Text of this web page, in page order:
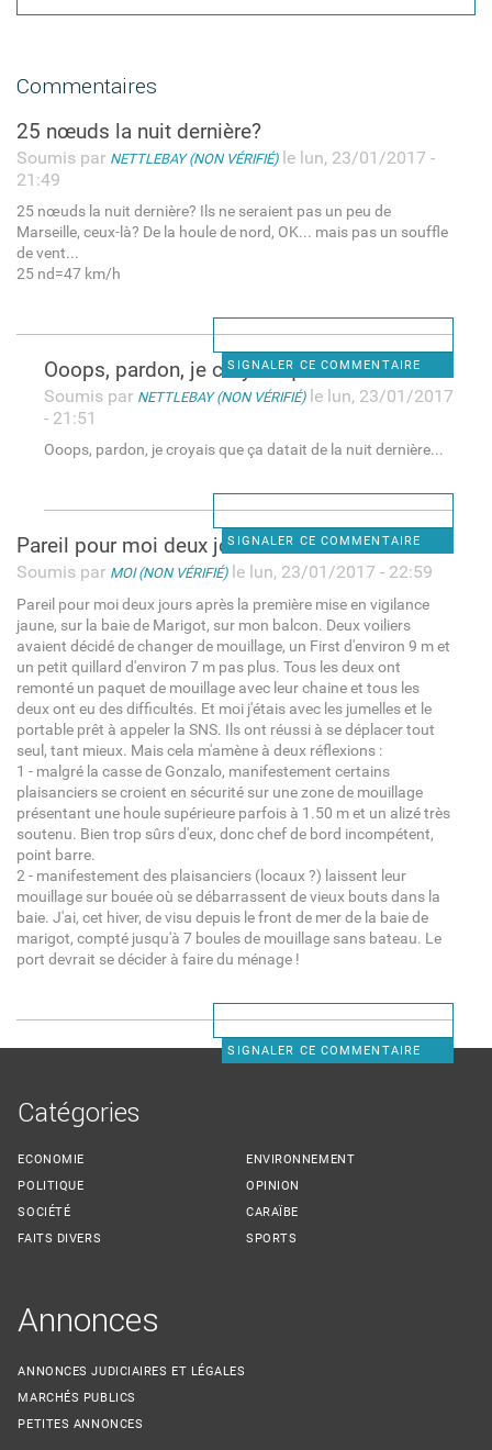
Commentaires
25 nœuds la nuit dernière?
Soumis par NETTLEBAY (NON VÉRIFIÉ)le lun, 23/01/2017 -
21:49
25 nœuds la nuit dernière? Ils ne seraient pas un peu de
Marseille, ceux-là? De la houle de nord, OK... mais pas un souffle
de vent...
25 nd=47 km/h
SIGNALER CE COMMENTAIRE
Ooops, pardon, je croyais que
Soumis par NETTLEBAY (NON VÉRIFIÉ)le lun, 23/01/2017
- 21:51
Ooops, pardon, je croyais que ça datait de la nuit dernière...
SIGNALER CE COMMENTAIRE
Pareil pour moi deux jours
Soumis par MOI (NON VÉRIFIÉ)le lun, 23/01/2017 - 22:59
Pareil pour moi deux jours après la première mise en vigilance
jaune, sur la baie de Marigot, sur mon balcon. Deux voiliers
avaient décidé de changer de mouillage, un First d'environ 9 m et
un petit quillard d'environ 7 m pas plus. Tous les deux ont
remonté un paquet de mouillage avec leur chaine et tous les
deux ont eu des difficultés. Et moi j'étais avec les jumelles et le
portable prêt à appeler la SNS. Ils ont réussi à se déplacer tout
seul, tant mieux. Mais cela m'amène à deux réflexions :
1 - malgré la casse de Gonzalo, manifestement certains
plaisanciers se croient en sécurité sur une zone de mouillage
présentant une houle supérieure parfois à 1.50 m et un alizé très
soutenu. Bien trop sûrs d'eux, donc chef de bord incompétent,
point barre.
2 - manifestement des plaisanciers (locaux ?) laissent leur
mouillage sur bouée où se débarrassent de vieux bouts dans la
baie. J'ai, cet hiver, de visu depuis le front de mer de la baie de
marigot, compté jusqu'à 7 boules de mouillage sans bateau. Le
port devrait se décider à faire du ménage !
SIGNALER CE COMMENTAIRE
Catégories
ECONOMIE
POLITIQUE
SOCIÉTÉ
FAITS DIVERS
ENVIRONNEMENT
OPINION
CARAÏBE
SPORTS
Annonces
ANNONCES JUDICIAIRES ET LÉGALES
MARCHÉS PUBLICS
PETITES ANNONCES